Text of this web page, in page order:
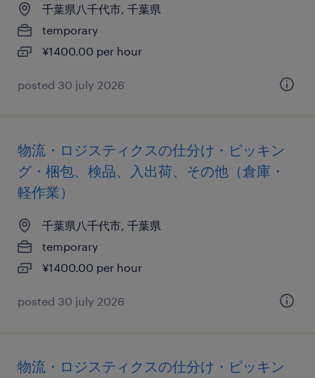
千葉県八千代市, 千葉県
temporary
¥1400.00 per hour
posted 30 july 2026
物流・ロジスティクスの仕分け・ピッキン
グ・梱包、検品、入出荷、その他（倉庫・
軽作業）
千葉県八千代市, 千葉県
temporary
¥1400.00 per hour
posted 30 july 2026
物流・ロジスティクスの仕分け・ピッキン